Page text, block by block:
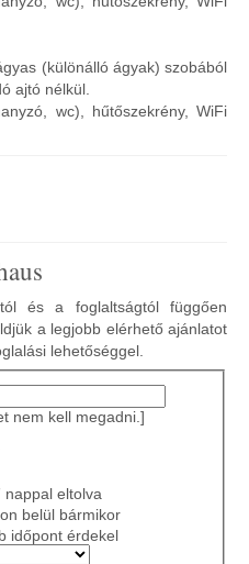
(különálló ágyak) szobából
ajtó nélkül.
wc), hűtőszekrény, WiFi
és a foglaltságtól függően
a legjobb elérhető ajánlatot
lehetőséggel.
nem kell megadni.]
eltolva
belül bármikor
időpont érdekel